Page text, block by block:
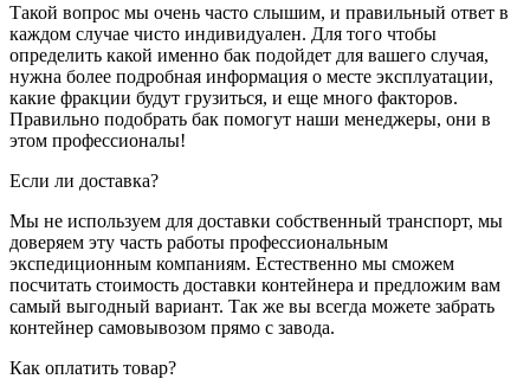
Такой вопрос мы очень часто слышим, и правильный ответ в
каждом случае чисто индивидуален. Для того чтобы
определить какой именно бак подойдет для вашего случая,
нужна более подробная информация о месте эксплуатации,
какие фракции будут грузиться, и еще много факторов.
Правильно подобрать бак помогут наши менеджеры, они в
этом профессионалы!
Если ли доставка?
Мы не используем для доставки собственный транспорт, мы
доверяем эту часть работы профессиональным
экспедиционным компаниям. Естественно мы сможем
посчитать стоимость доставки контейнера и предложим вам
самый выгодный вариант. Так же вы всегда можете забрать
контейнер самовывозом прямо с завода.
Как оплатить товар?